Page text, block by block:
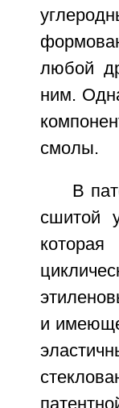
любой
ним.
смолы.
В
сшитой
и